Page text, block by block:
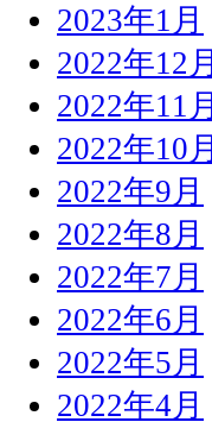
2023年1月
2022年12月
2022年11月
2022年10月
2022年9月
2022年8月
2022年7月
2022年6月
2022年5月
2022年4月